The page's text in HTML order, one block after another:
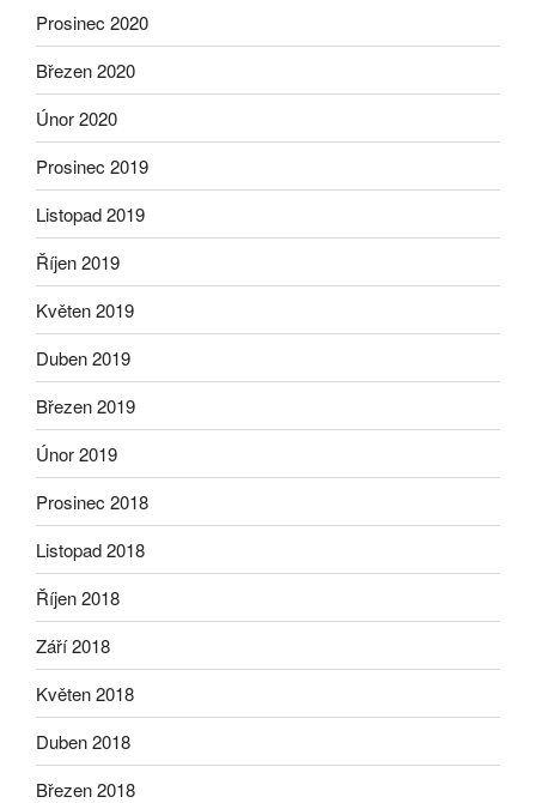
Prosinec 2020
Březen 2020
Únor 2020
Prosinec 2019
Listopad 2019
Říjen 2019
Květen 2019
Duben 2019
Březen 2019
Únor 2019
Prosinec 2018
Listopad 2018
Říjen 2018
Září 2018
Květen 2018
Duben 2018
Březen 2018